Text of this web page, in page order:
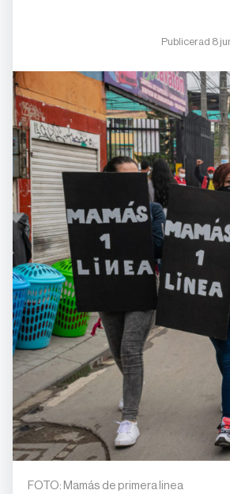
Publicerad 8
FOTO: Mamás de primera linea